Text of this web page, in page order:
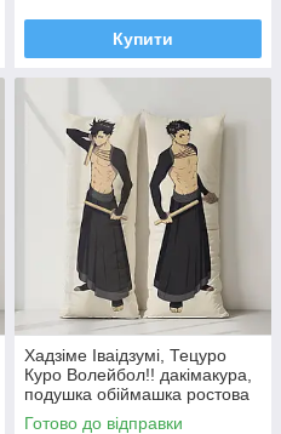
Купити
Хадзіме Іваідзумі, Тецуро
Куро Волейбол!! дакімакура,
подушка обіймашка ростова
120*40 см
Готово до відправки